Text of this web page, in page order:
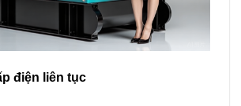
điện liên tục